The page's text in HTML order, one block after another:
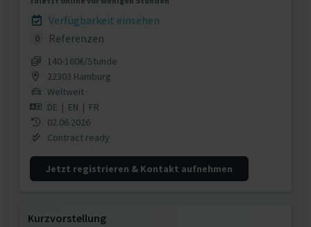
Verfügbarkeit einsehen
0 Referenzen
140‐160€/Stunde
22303 Hamburg
Weltweit
DE | EN | FR
02.06.2026
Contract ready
Jetzt registrieren & Kontakt aufnehmen
Kurzvorstellung